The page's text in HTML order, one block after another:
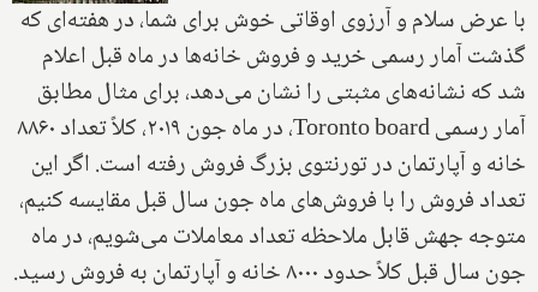
با عرض سلام و آرزوی اوقاتی خوش برای شما، در هفته‌ای که
گذشت آمار رسمی خرید و فروش خانه‌ها در ماه قبل اعلام
شد که نشانه‌های مثبتی را نشان می‌دهد، برای مثال مطابق
آمار رسمیToronto board
، در ماه جون ۲۰۱۹، کلاً تعداد ۸۸۶۰
خانه و آپارتمان در تورنتوی بزرگ فروش رفته است. اگر این
تعداد فروش را با فروش‌های ماه جون سال قبل مقایسه کنیم،
متوجه جهش قابل ملاحظه تعداد معاملات می‌شویم، در ماه
جون سال قبل کلاً حدود ۸۰۰۰ خانه و آپارتمان به فروش رسید.